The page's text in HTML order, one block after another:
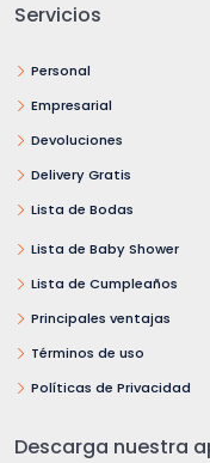
Servicios
Personal
Empresarial
Devoluciones
Delivery Gratis
Lista de Bodas
Lista de Baby Shower
Lista de Cumpleaños
Principales ventajas
Términos de uso
Políticas de Privacidad
Descarga nuestra